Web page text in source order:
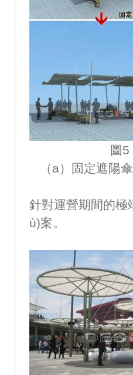
圖5 固定
（a）固定遮陽
針對運營期間的極
ù)案。